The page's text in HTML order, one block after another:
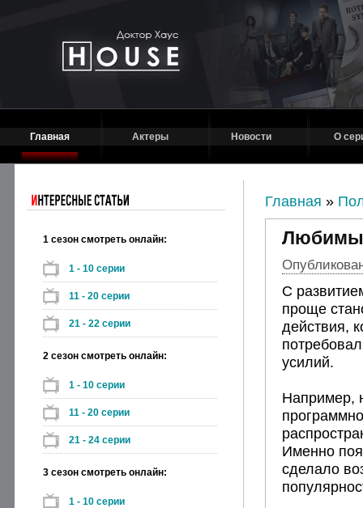
Главная Актеры Новости О
1 сезон смотреть онлайн:
1 - 10 серии
11 - 20 серии
21 - 22 серии
2 сезон смотреть онлайн:
1 - 10 серии
11 - 20 серии
21 - 24 серии
3 сезон смотреть онлайн:
1 - 10 серии
Главная »
С
проще
действия,
усилий.
Например,
Именно
сделало